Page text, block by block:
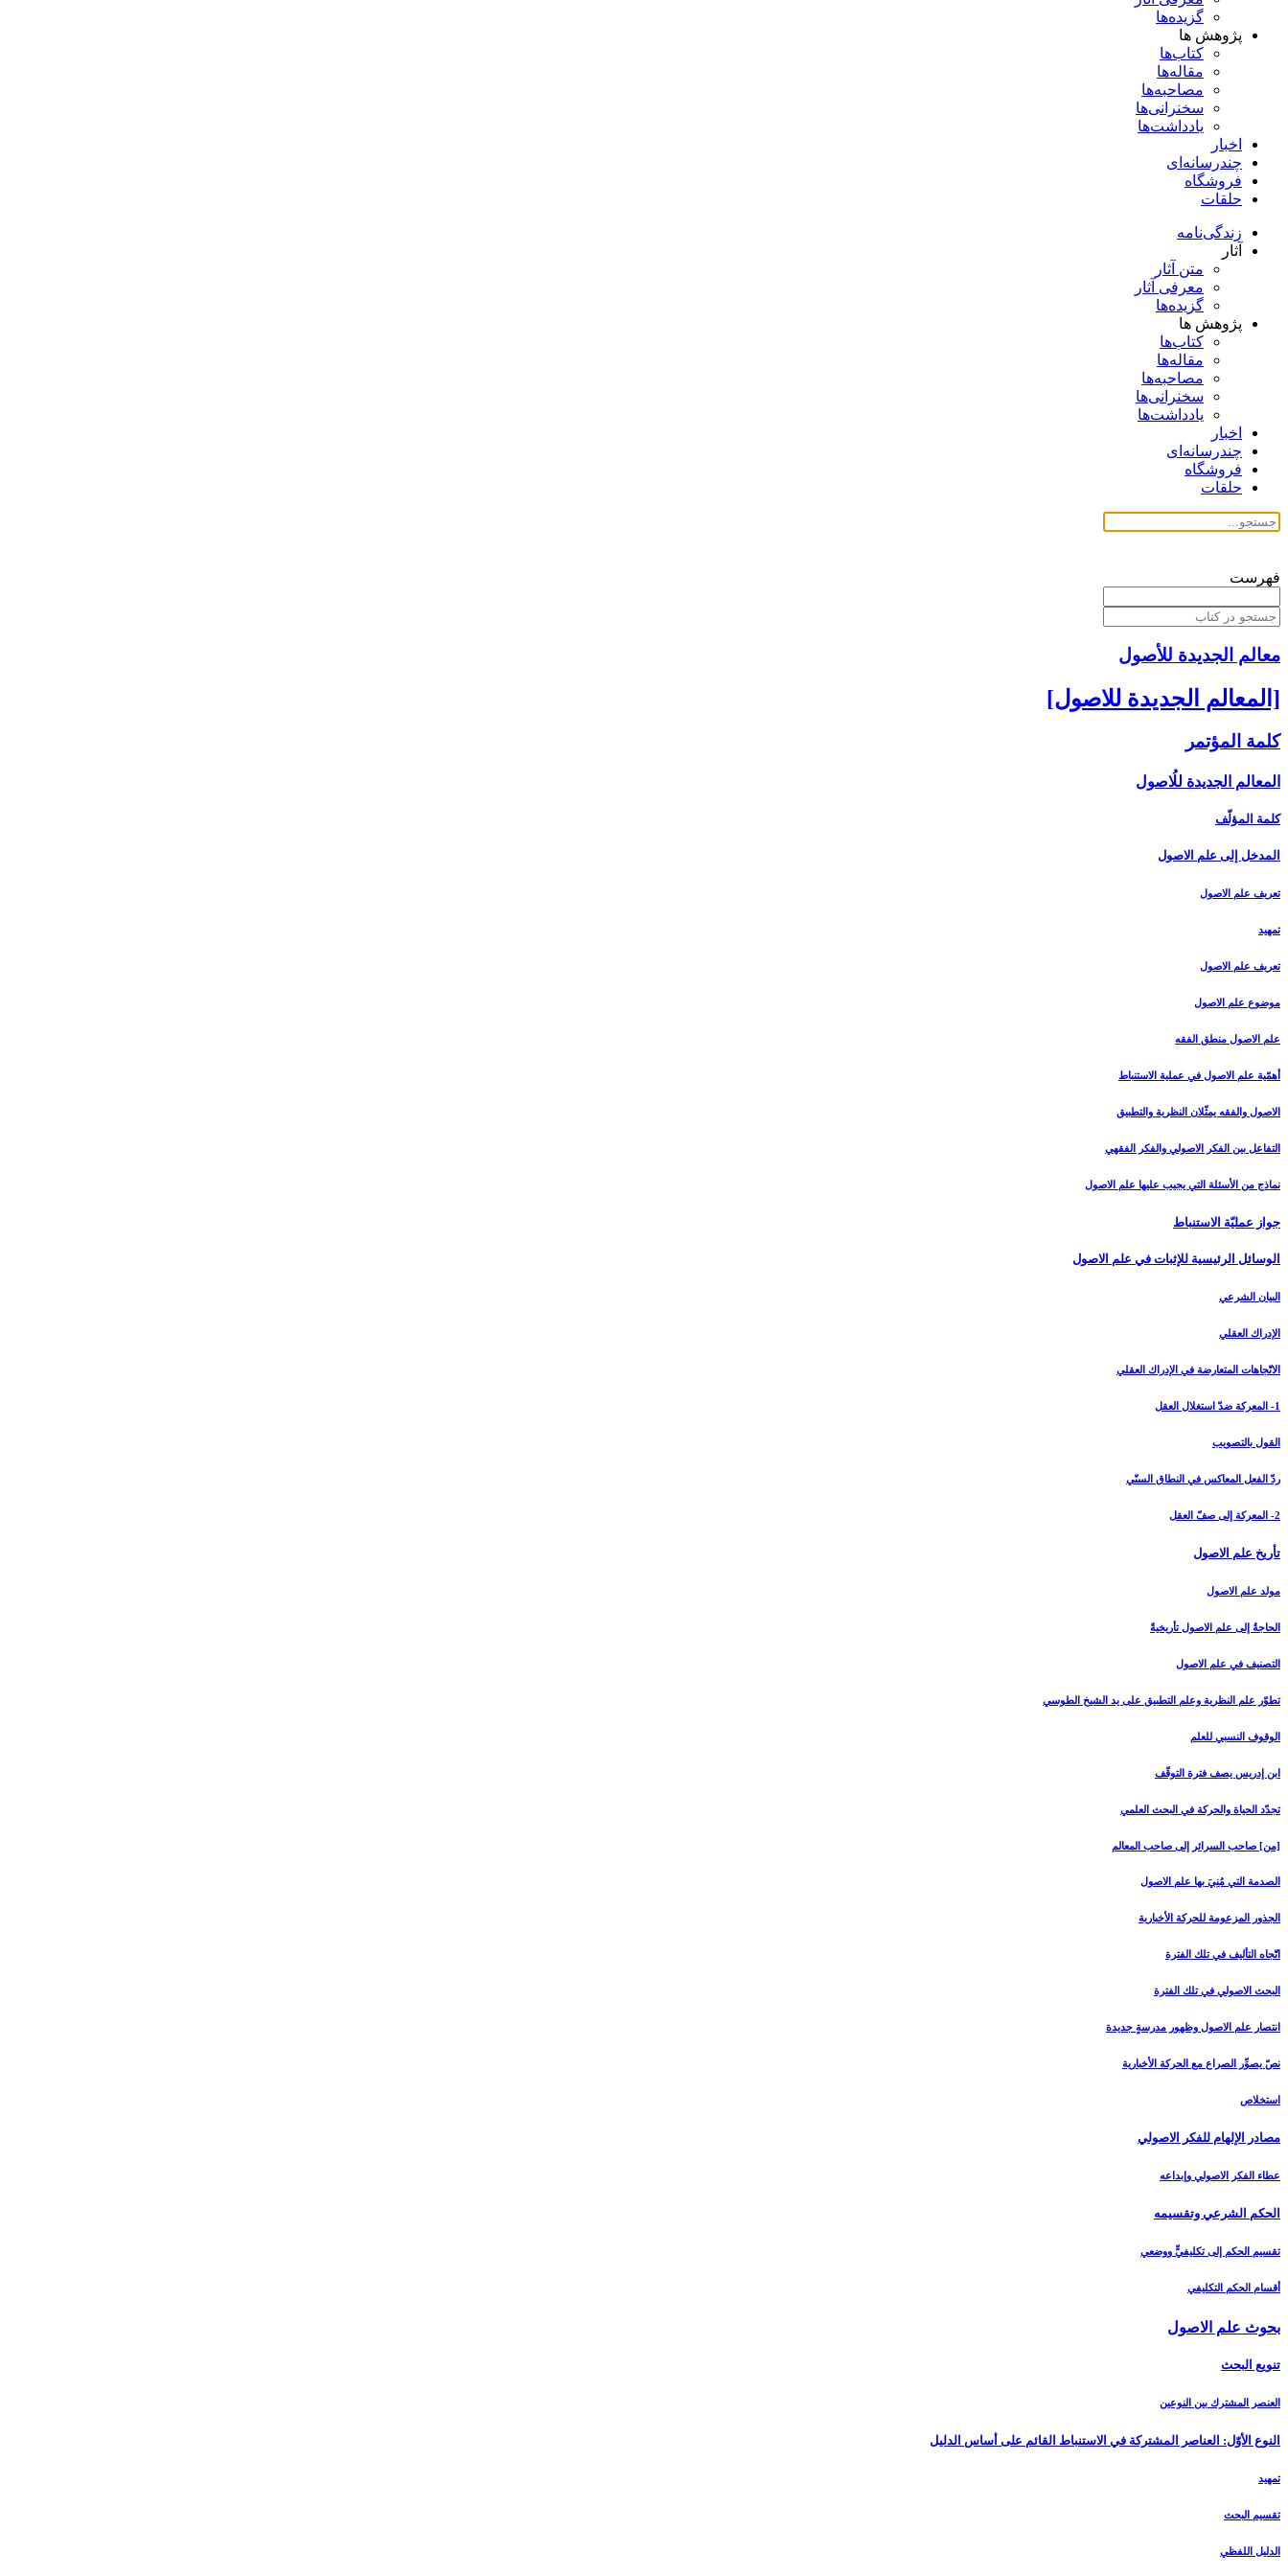
گزیده‌ها
پژوهش ها
کتاب‌ها
مقاله‌ها
مصاحبه‌ها
سخنرانی‌ها
یادداشت‌ها
اخبار
چندرسانه‌ای
فروشگاه
حلقات
زندگی‌نامه
آثار
متن آثار
معرفی آثار
گزیده‌ها
پژوهش ها
کتاب‌ها
مقاله‌ها
مصاحبه‌ها
سخنرانی‌ها
یادداشت‌ها
اخبار
چندرسانه‌ای
فروشگاه
حلقات
فهرست
معالم الجدیدة للأصول
[المعالم الجديدة للاصول‏]
كلمة المؤتمر
المعالم الجديدة للُاصول‏
كلمة المؤلّف
المدخل ‏إلى علم الاصول‏
تعريف علم الاصول‏
تمهيد
تعريف علم الاصول
موضوع علم الاصول
علم الاصول منطق الفقه
أهمّية علم الاصول في عملية الاستنباط
الاصول والفقه يمثّلان النظرية والتطبيق
التفاعل بين الفكر الاصولي والفكر الفقهي
نماذج من الأسئلة التي يجيب عليها علم الاصول
جواز عمليّة الاستنباط
الوسائل الرئيسية للإثبات في علم الاصول
البيان الشرعي‏
الإدراك العقلي‏
الاتّجاهات المتعارضة في الإدراك العقلي
1- المعركة ضدّ استغلال العقل
القول بالتصويب
ردّ الفعل المعاكس في النطاق السنّي
2- المعركة إلى صفّ العقل
تأريخ علم الاصول‏
مولد علم الاصول
الحاجةُ إلى علم الاصول تأريخيةٌ
التصنيف في علم الاصول
تطوّر علم النظرية وعلم التطبيق على يد الشيخ الطوسي
الوقوف النسبي للعلم
ابن إدريس يصف فترة التوقّف
تجدّد الحياة والحركة في البحث العلمي
[من‏] صاحب السرائر إلى صاحب المعالم
الصدمة التي مُنِيَ بها علم الاصول
الجذور المزعومة للحركة الأخبارية
اتّجاه التأليف في تلك الفترة
البحث الاصولي في تلك الفترة
انتصار علم الاصول وظهور مدرسةٍ جديدة
نصّ يصوِّر الصراع مع الحركة الأخبارية
استخلاص
مصادر الإلهام للفكر الاصولي‏
عطاء الفكر الاصولي وإبداعه
الحكم الشرعي وتقسيمه‏
تقسيم الحكم إلى تكليفيٍّ ووضعي
أقسام الحكم التكليفي
بحوث علم الاصول‏
تنويع البحث‏
العنصر المشترك بين النوعين
النوع الأوّل: العناصر المشتركة في الاستنباط القائم على أساس الدليل‏
تمهيد
تقسيم البحث
الدليل اللفظي‏